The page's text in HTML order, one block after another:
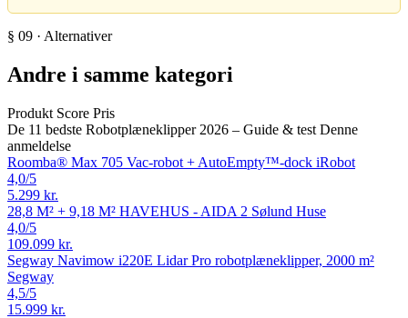
§ 09 · Alternativer
Andre i samme kategori
Produkt Score Pris
De 11 bedste Robotplæneklipper 2026 – Guide & test Denne
anmeldelse
Roomba® Max 705 Vac-robot + AutoEmpty™-dock iRobot
4,0/5
5.299 kr.
28,8 M² + 9,18 M² HAVEHUS - AIDA 2 Sølund Huse
4,0/5
109.099 kr.
Segway Navimow i220E Lidar Pro robotplæneklipper, 2000 m²
Segway
4,5/5
15.999 kr.